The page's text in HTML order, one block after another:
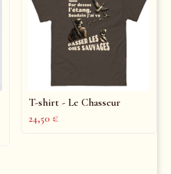
T-shirt - Le Chasseur
24,50 €